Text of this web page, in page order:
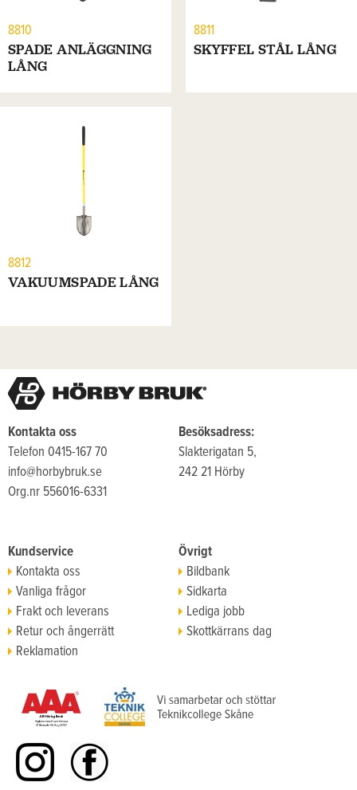
8810
SPADE ANLÄGGNING
LÅNG
8811
SKYFFEL STÅL LÅNG
8812
VAKUUMSPADE LÅNG
Kontakta oss
Telefon 0415-167 70
info@horbybruk.se
Org.nr 556016-6331
Besöksadress:
Slakterigatan 5,
242 21 Hörby
Kundservice
Kontakta oss
Vanliga frågor
Frakt och leverans
Retur och ångerrätt
Reklamation
Övrigt
Bildbank
Sidkarta
Lediga jobb
Skottkärrans dag